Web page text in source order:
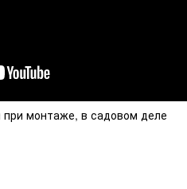
при монтаже, в садовом деле